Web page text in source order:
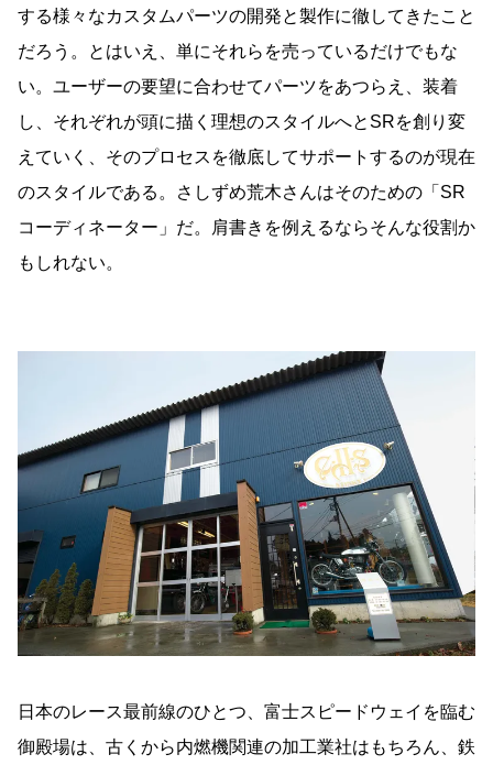
する様々なカスタムパーツの開発と製作に徹してきたこと
だろう。とはいえ、単にそれらを売っているだけでもな
い。ユーザーの要望に合わせてパーツをあつらえ、装着
し、それぞれが頭に描く理想のスタイルへとSRを創り変
えていく、そのプロセスを徹底してサポートするのが現在
のスタイルである。さしずめ荒木さんはそのための「SR
コーディネーター」だ。肩書きを例えるならそんな役割か
もしれない。
日本のレース最前線のひとつ、富士スピードウェイを臨む
御殿場は、古くから内燃機関連の加工業社はもちろん、鉄